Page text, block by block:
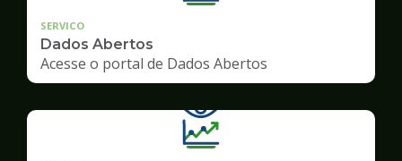
SERVICO
Dados Abertos
Acesse o portal de Dados Abertos